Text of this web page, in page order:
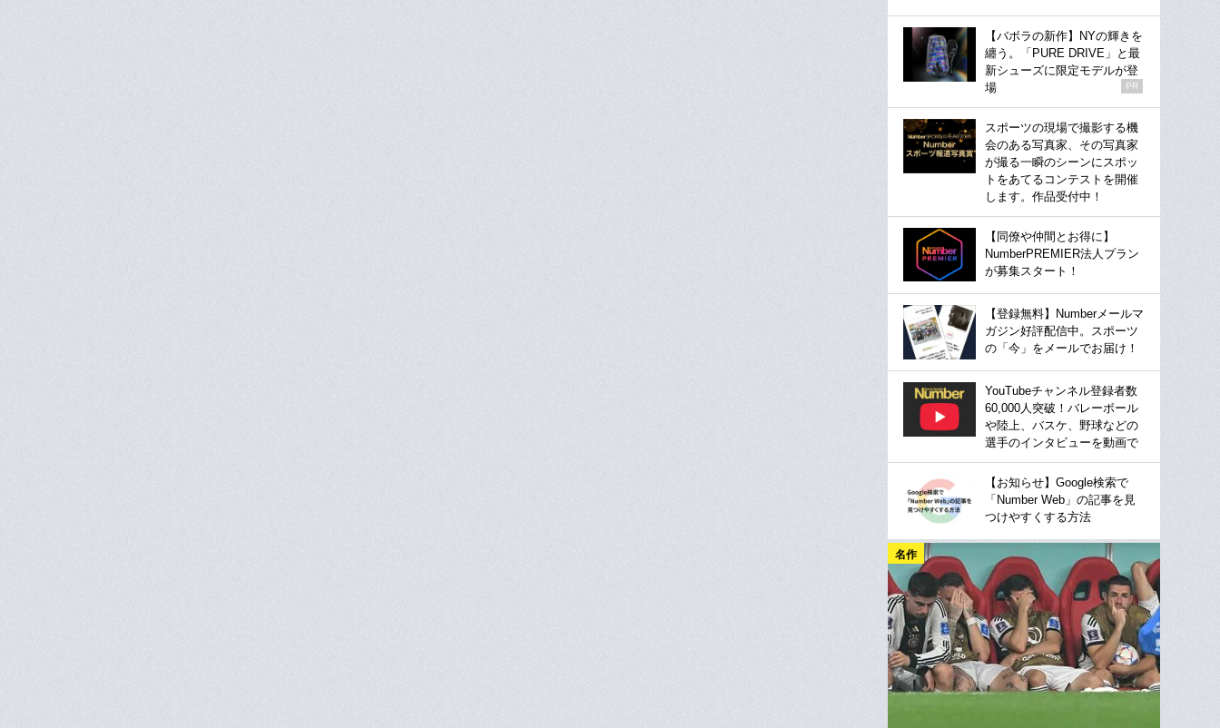
【バボラの新作】NYの輝きを
纏う。「PURE DRIVE」と最
新シューズに限定モデルが登
場
PR
スポーツの現場で撮影する機
会のある写真家、その写真家
が撮る一瞬のシーンにスポッ
トをあてるコンテストを開催
します。作品受付中！
【同僚や仲間とお得に】
NumberPREMIER法人プラン
が募集スタート！
【登録無料】Numberメールマ
ガジン好評配信中。スポーツ
の「今」をメールでお届け！
YouTubeチャンネル登録者数
60,000人突破！バレーボール
や陸上、バスケ、野球などの
選手のインタビューを動画で
【お知らせ】Google検索で
「Number Web」の記事を見
つけやすくする方法
名作